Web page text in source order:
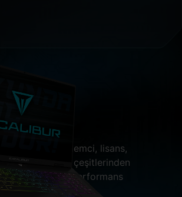
ekran kartı, işlemci, lisans,
ve hatta ekran çeşitlerinden
özel bir performans